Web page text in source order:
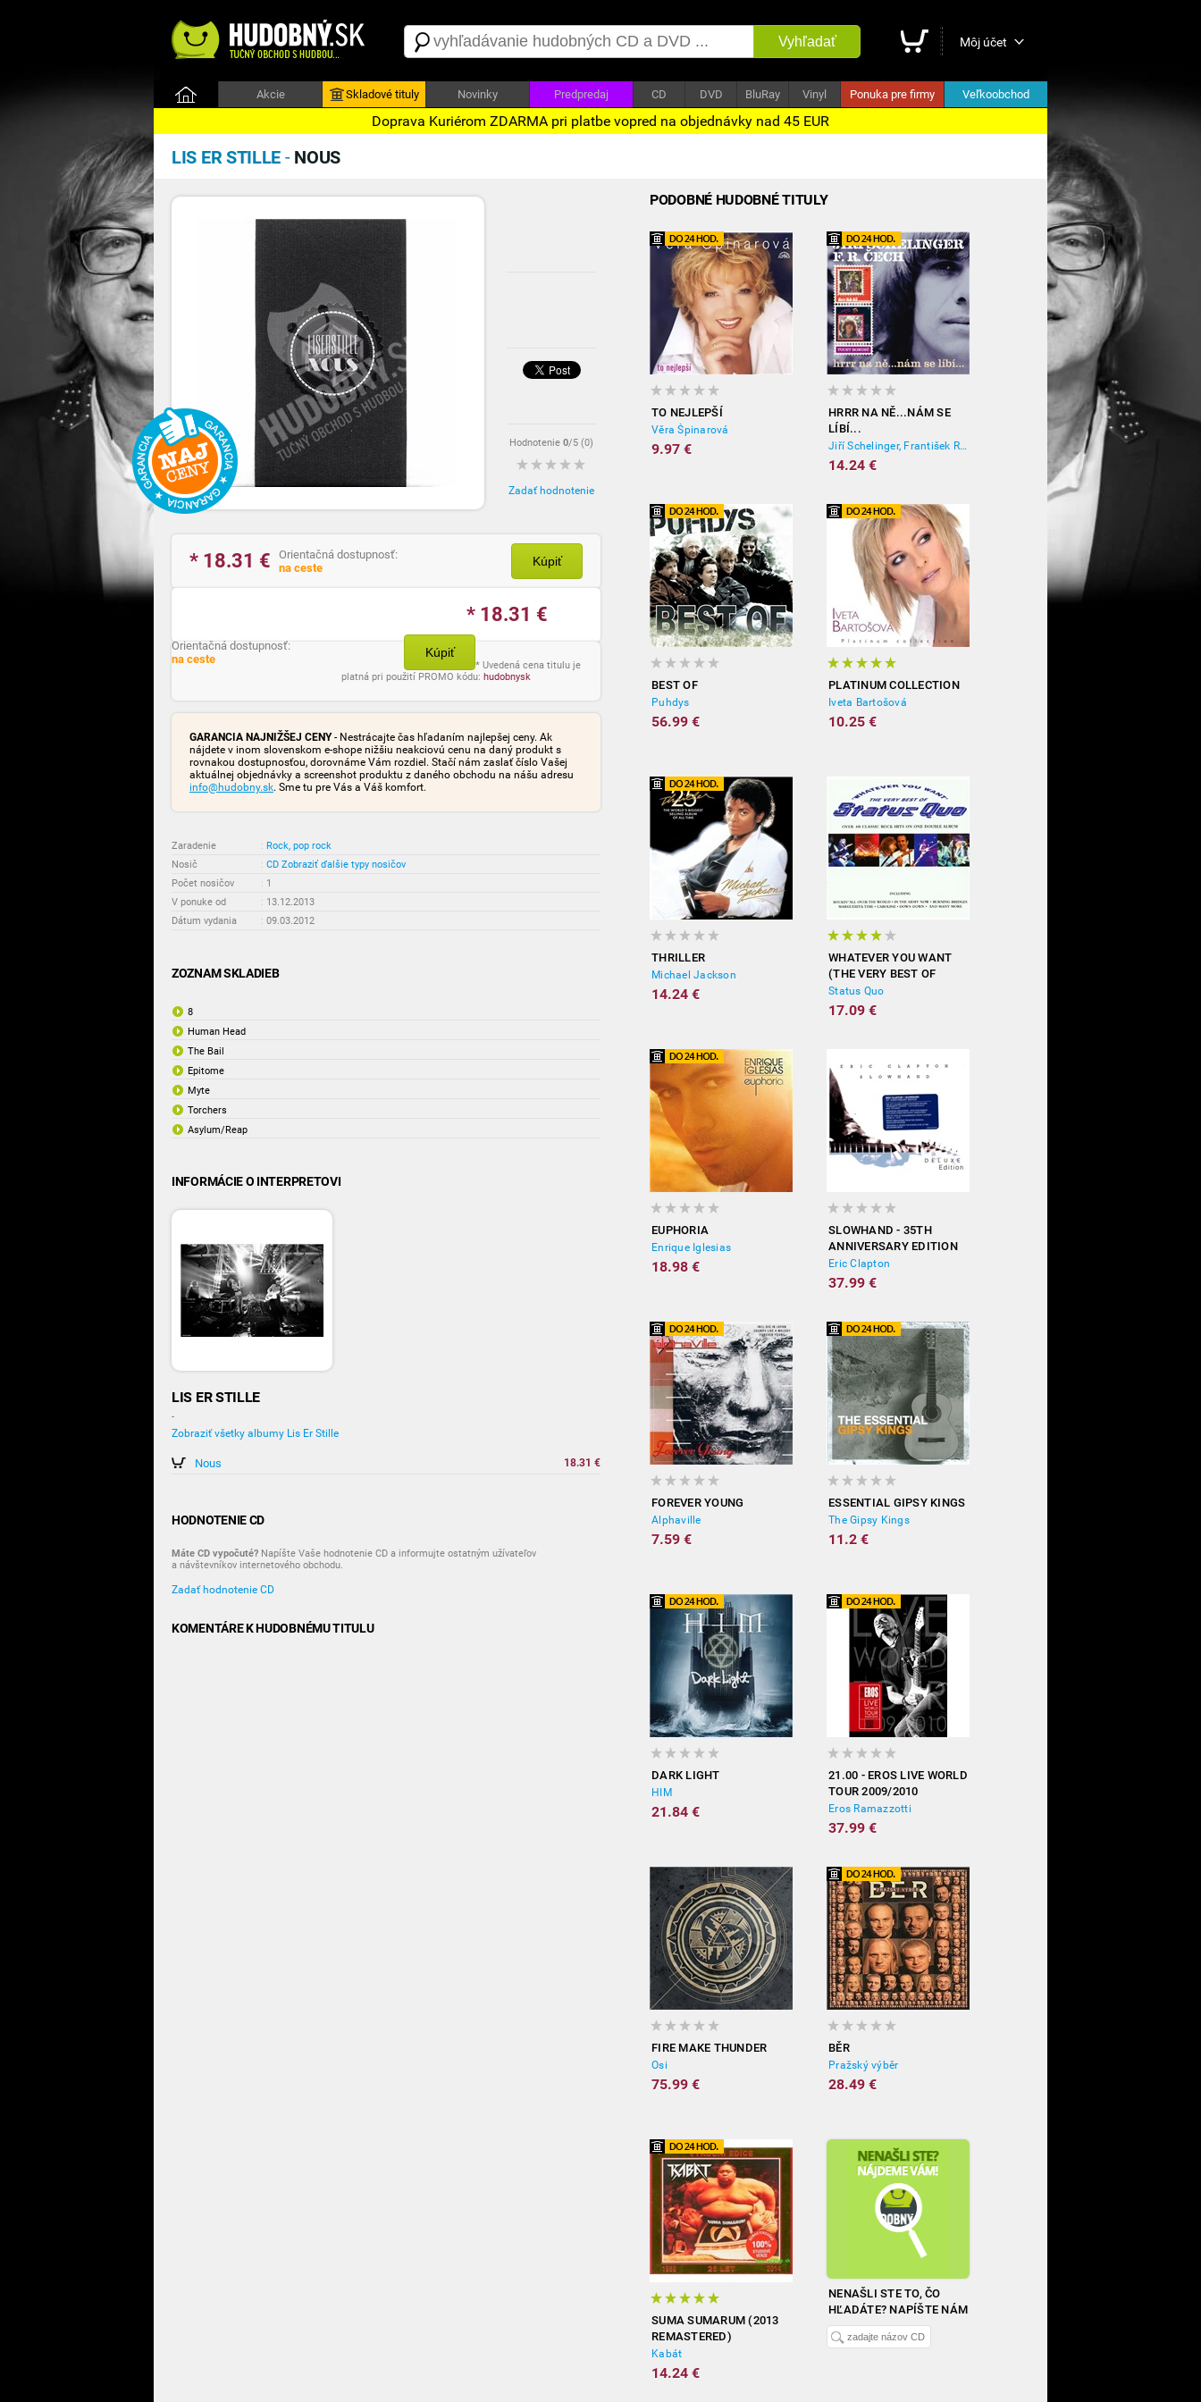
Vyhľadať Môj účet
Akcie Skladové tituly Novinky Predpredaj CD DVD BluRay Vinyl Ponuka pre firmy Veľkoobchod
Doprava Kuriérom ZDARMA pri platbe vopred na objednávky nad 45 EUR
LIS ER STILLE - NOUS
Hodnotenie 0/5 (0)
Zadať hodnotenie
* 18.31 €
Orientačná dostupnosť:
na ceste
Kúpiť
* 18.31 €
Orientačná dostupnosť:
na ceste
Kúpiť
* Uvedená cena titulu je
platná pri použití PROMO kódu: hudobnysk
GARANCIA NAJNIŽŠEJ CENY- Nestrácajte čas hľadaním najlepšej ceny. Ak
nájdete v inom slovenskom e-shope nižšiu neakciovú cenu na daný produkt s
rovnakou dostupnosťou, dorovnáme Vám rozdiel. Stačí nám zaslať číslo Vašej
aktuálnej objednávky a screenshot produktu z daného obchodu na nášu adresu
info@hudobny.sk. Sme tu pre Vás a Váš komfort.
Zaradenie : Rock, pop rock
Nosič
: CD Zobraziť ďalšie typy nosičov
Počet nosičov
: 1
V ponuke od
: 13.12.2013
Dátum vydania
: 09.03.2012
ZOZNAM SKLADIEB
8
Human Head
The Bail
Epitome
Myte
Torchers
Asylum/Reap
INFORMÁCIE O INTERPRETOVI
LIS ER STILLE
-
Zobraziť všetky albumy Lis Er Stille
Nous 18.31 €
HODNOTENIE CD
Máte CD vypočuté? Napíšte Vaše hodnotenie CD a informujte ostatným užívateľov
a návštevníkov internetového obchodu.
Zadať hodnotenie CD
KOMENTÁRE K HUDOBNÉMU TITULU
PODOBNÉ HUDOBNÉ TITULY
TO NEJLEPŠÍ
Věra Špinarová
9.97 €
HRRR NA NĚ...NÁM SE
LÍBÍ...
Jiří Schelinger, František Ringo Čech
14.24 €
BEST OF
Puhdys
56.99 €
PLATINUM COLLECTION
Iveta Bartošová
10.25 €
THRILLER
Michael Jackson
14.24 €
WHATEVER YOU WANT
(THE VERY BEST OF
STATUS QUO)
Status Quo
17.09 €
EUPHORIA
Enrique Iglesias
18.98 €
SLOWHAND - 35TH
ANNIVERSARY EDITION
(DELUXE)
Eric Clapton
37.99 €
FOREVER YOUNG
Alphaville
7.59 €
ESSENTIAL GIPSY KINGS
The Gipsy Kings
11.2 €
DARK LIGHT
HIM
21.84 €
21.00 - EROS LIVE WORLD
TOUR 2009/2010
Eros Ramazzotti
37.99 €
FIRE MAKE THUNDER
Osi
75.99 €
BĚR
Pražský výběr
28.49 €
SUMA SUMARUM (2013
REMASTERED)
Kabát
14.24 €
NENAŠLI STE TO, ČO
HĽADÁTE? NAPÍŠTE NÁM